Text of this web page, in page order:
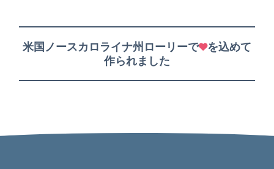
米国ノースカロライナ州ローリーで
を込めて
作られました